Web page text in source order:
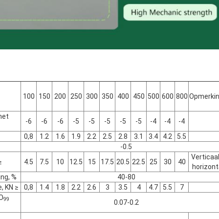
100 150 200 250 300 350 400 450 500 600 800
-6 -6 -6 -5 -5 -5 -5 -5 -4 -4
-4
0,8
1.2 1.6 1.9 2.2 2.5 2.8 3.1 3.4 4.2
5.5
-0.5
4.5 7.5 10 12.5 15 17.5 20.5 22.5 25 30 40
%
40-80
KN ≥
0,8 1.4 1.8 2.2 2.6 3 3.5 4 4.7 5.5
7
99 0.07-0.2